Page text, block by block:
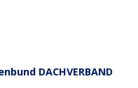
DACHVERBAND